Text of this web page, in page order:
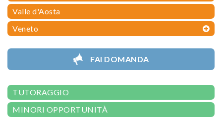
Valle d'Aosta
Veneto
FAI DOMANDA
TUTORAGGIO
MINORI OPPORTUNITÀ